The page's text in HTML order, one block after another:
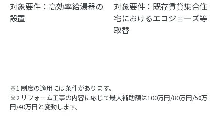
対象要件：高効率給湯器の
設置
対象要件：既存賃貸集合住
宅におけるエコジョーズ等
取替
※1 制度の適用には条件があります。
※2 リフォーム工事の内容に応じて最大補助額は100万円/80万円/50万
円/40万円と変動します。